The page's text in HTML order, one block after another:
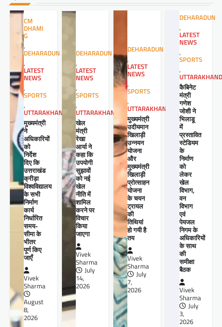
CM
DHAMI
G
,
DEHARADUN
,
LATEST
NEWS
,
SPORTS
,
UTTARAKHAND
मुख्यमंत्री
ने
अधिकारियों
को
निर्देश
दिए कि
उत्तराखंड
क्रीड़ा
विश्वविद्यालय
के सभी
निर्माण
कार्य
निर्धारित
समय-
सीमा के
भीतर
पूर्ण किए
जाएँ
Vivek
Sharma
August
8,
2026
DEHARADUN
,
LATEST
NEWS
,
SPORTS
,
UTTARAKHAND
खेल
मंत्री
रेखा
आर्या ने
कहा कि
उपयोगी
सुझावों
को नई
खेल
नीति में
शामिल
करने पर
विचार
किया
जाएगा
Vivek
Sharma
July
14,
2026
DEHARADUN
,
LATEST
NEWS
,
SPORTS
,
UTTARAKHAND
मुख्यमंत्री
उदीयमान
खिलाड़ी
उन्नयन
योजना
और
मुख्यमंत्री
खिलाड़ी
प्रोत्साहन
योजना
के चयन
ट्रायल
की
तिथियां
हो गयी है
तय
Vivek
Sharma
July
7,
2026
DEHARADUN
,
LATEST
NEWS
,
SPORTS
,
UTTARAKHAND
कैबिनेट
मंत्री
गणेश
जोशी ने
भिलाडू
में
प्रस्तावित
स्टेडियम
के
निर्माण
को
लेकर
खेल
विभाग,
वन
विभाग
एवं
पेयजल
निगम के
अधिकारियों
के साथ
की
समीक्षा
बैठक
Vivek
Sharma
July
3,
2026